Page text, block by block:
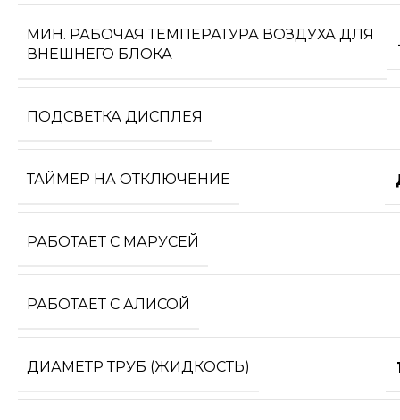
МИН. РАБОЧАЯ ТЕМПЕРАТУРА ВОЗДУХА ДЛЯ
ВНЕШНЕГО БЛОКА
ПОДСВЕТКА ДИСПЛЕЯ
ТАЙМЕР НА ОТКЛЮЧЕНИЕ
РАБОТАЕТ С МАРУСЕЙ
РАБОТАЕТ С АЛИСОЙ
ДИАМЕТР ТРУБ (ЖИДКОСТЬ)